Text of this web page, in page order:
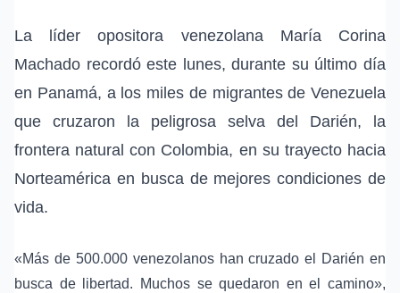
La líder opositora venezolana María Corina
Machado recordó este lunes, durante su último día
en Panamá, a los miles de migrantes de Venezuela
que cruzaron la peligrosa selva del Darién, la
frontera natural con Colombia, en su trayecto hacia
Norteamérica en busca de mejores condiciones de
vida.
«Más de 500.000 venezolanos han cruzado el Darién en
busca de libertad. Muchos se quedaron en el camino»,